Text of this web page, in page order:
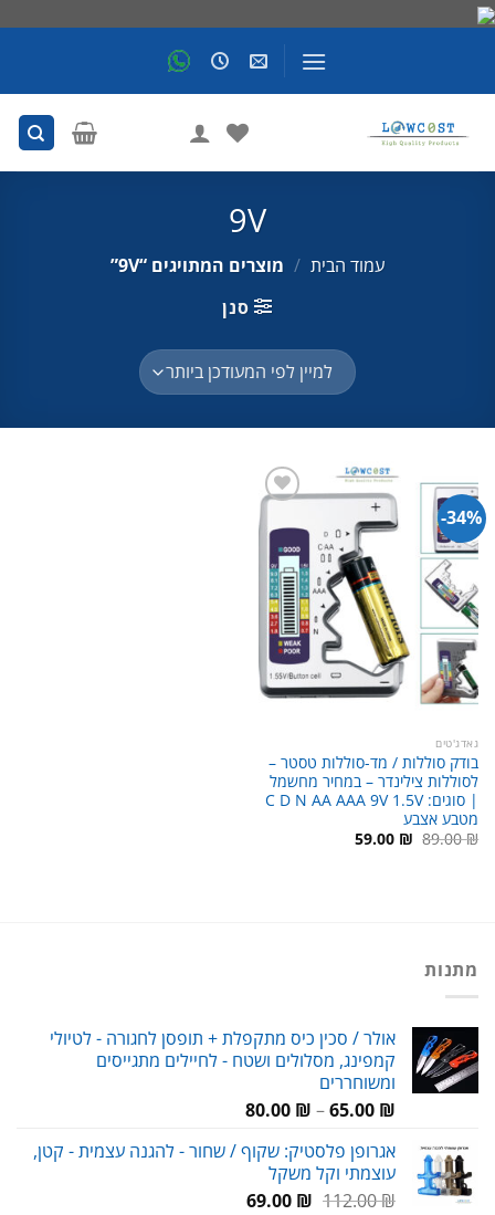
9V
עמוד הבית / מוצרים המתויגים “9V”
סנן
34%-
גאדג'טים
בודק סוללות / מד-סוללות טסטר –
לסוללות צילינדר – במחיר מחשמל
| סוגים: C D N AA AAA 9V 1.5V
מטבע אצבע
89.00₪ המחיר
המקורי
59.00 ₪ המחיר
הנוכחי
מתנות
אולר / סכין כיס מתקפלת + תופסן לחגורה - לטיולי
קמפינג, מסלולים ושטח - לחיילים מתגייסים
ומשוחררים
65.00 ₪
–
80.00 ₪
טווח
אגרופן פלסטיק: שקוף / שחור - להגנה עצמית - קטן,
עוצמתי וקל משקל
112.00₪
המחיר69.00 ₪
המחיר